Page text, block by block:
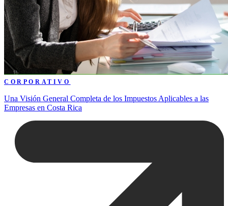
CORPORATIVO
Una Visión General Completa de los Impuestos Aplicables a las
Empresas en Costa Rica